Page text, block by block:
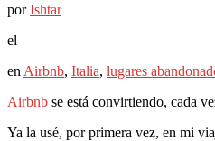
porIshtar
el
en Airbnb, Italia, lugares
Airbnb se está convirtiendo, cada
Ya la usé, por primera vez, en mi